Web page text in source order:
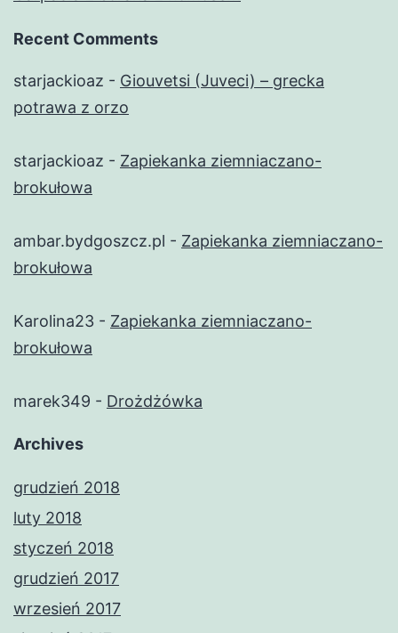
Recent Comments
starjackioaz - Giouvetsi (Juveci) – grecka
potrawa z orzo
starjackioaz - Zapiekanka ziemniaczano-
brokułowa
ambar.bydgoszcz.pl - Zapiekanka ziemniaczano-
brokułowa
Karolina23 - Zapiekanka ziemniaczano-
brokułowa
marek349 - Drożdżówka
Archives
grudzień 2018
luty 2018
styczeń 2018
grudzień 2017
wrzesień 2017